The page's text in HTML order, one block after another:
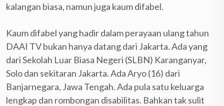
kalangan biasa, namun juga kaum difabel.
Kaum difabel yang hadir dalam perayaan ulang tahun
DAAI TV bukan hanya datang dari Jakarta. Ada yang
dari Sekolah Luar Biasa Negeri (SLBN) Karanganyar,
Solo dan sekitaran Jakarta. Ada Aryo (16) dari
Banjarnegara, Jawa Tengah. Ada pula satu keluarga
lengkap dan rombongan disabilitas. Bahkan tak sulit